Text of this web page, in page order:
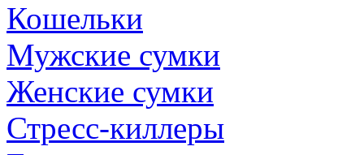
Кошельки
Мужские сумки
Женские сумки
Стресс-киллеры